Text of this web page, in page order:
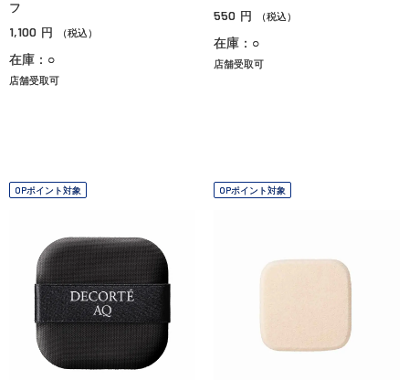
フ
1,100 円 （税込）
在庫：○
店舗受取可
550 円 （税込）
在庫：○
店舗受取可
OPポイント対象 OPポイント対象